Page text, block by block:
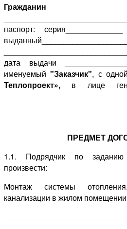
паспорт:
дата выдачи
именуемый"Заказчик", с
Теплопроект», в лице
ПРЕДМЕТ
1.1. Подрядчик по заданию
произвести:
Монтаж системы
канализации в жилом